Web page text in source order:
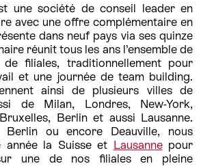
une société de conseil leader en
avec une offre complémentaire en
dans neuf pays via ses quinze
réunit tous les ans l’ensemble de
de filiales, traditionnellement pour
et une journée de team building.
ainsi de plusieurs villes de
de Milan, Londres, New-York,
Berlin et aussi Lausanne.
Berlin ou encore Deauville, nous
année la Suisse et Lausannepour
une de nos filiales en pleine